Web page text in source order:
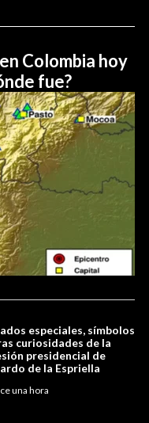
Colombia hoy
fue?
especiales, símbolos
curiosidades de la
presidencial de
de la Espriella
una hora